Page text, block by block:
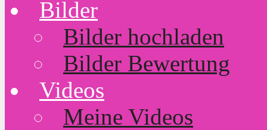
Bilder
Bilder hochladen
Bilder Bewertung
Videos
Meine Videos